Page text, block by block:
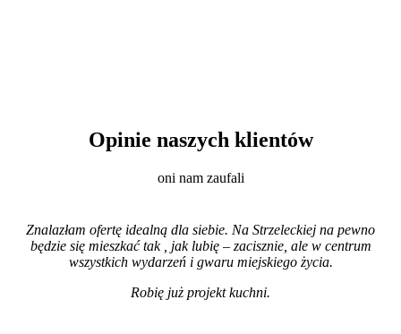
Opinie naszych klientów
oni nam zaufali
Znalazłam ofertę idealną dla siebie. Na Strzeleckiej na pewno
będzie się mieszkać tak , jak lubię – zacisznie, ale w centrum
wszystkich wydarzeń i gwaru miejskiego życia.
Robię już projekt kuchni.